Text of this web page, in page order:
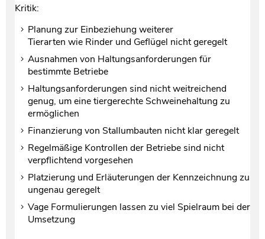
Kritik:
Planung zur Einbeziehung weiterer
Tierarten wie Rinder und Geflügel nicht geregelt
Ausnahmen von Haltungsanforderungen für
bestimmte Betriebe
Haltungsanforderungen sind nicht weitreichend
genug, um eine tiergerechte Schweinehaltung zu
ermöglichen
Finanzierung von Stallumbauten nicht klar geregelt
Regelmäßige Kontrollen der Betriebe sind nicht
verpflichtend vorgesehen
Platzierung und Erläuterungen der Kennzeichnung zu
ungenau geregelt
Vage Formulierungen lassen zu viel Spielraum bei der
Umsetzung